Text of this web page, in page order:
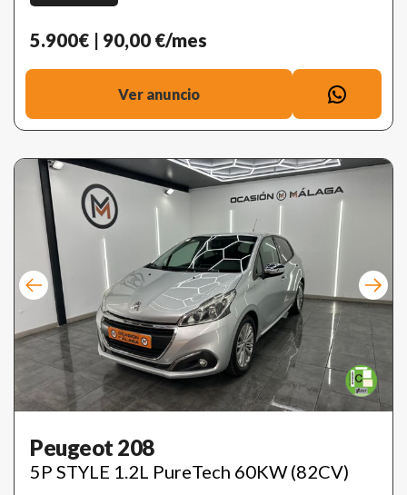
5.900€ | 90,00 €/mes
Ver anuncio
Peugeot 208
5P STYLE 1.2L PureTech 60KW (82CV)